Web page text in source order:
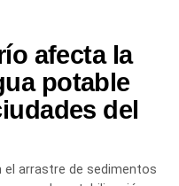
y el sellado de
de la infraestructura.
intervención forma
y renovación de la
con el propósito de
preservar el Canal
Valle.
afecta la
potable
del
el arrastre de sedimentos